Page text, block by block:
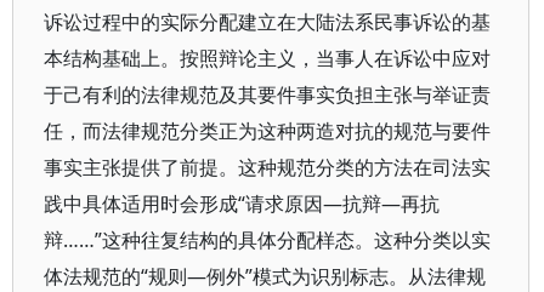
诉讼过程中的实际分配建立在大陆法系民事诉讼的基
本结构基础上。按照辩论主义，当事人在诉讼中应对
于己有利的法律规范及其要件事实负担主张与举证责
任，而法律规范分类正为这种两造对抗的规范与要件
事实主张提供了前提。这种规范分类的方法在司法实
践中具体适用时会形成“请求原因—抗辩—再抗
辩……”这种往复结构的具体分配样态。这种分类以实
体法规范的“规则—例外”模式为识别标志。从法律规